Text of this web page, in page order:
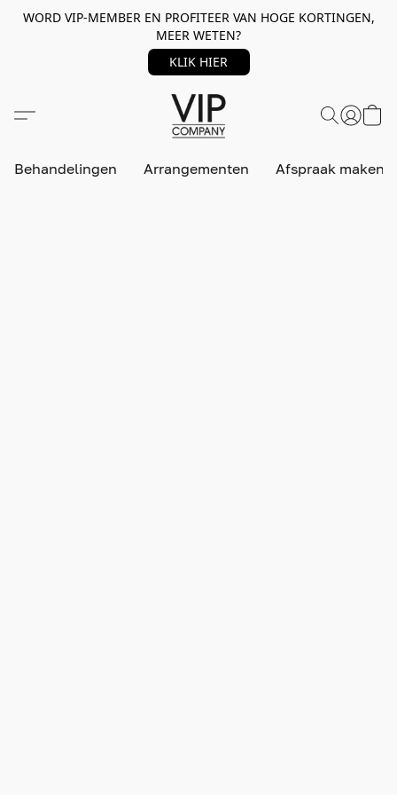
WORD VIP-MEMBER EN PROFITEER VAN HOGE KORTINGEN,
MEER WETEN?
KLIK HIER
Behandelingen Arrangementen Afspraak maken